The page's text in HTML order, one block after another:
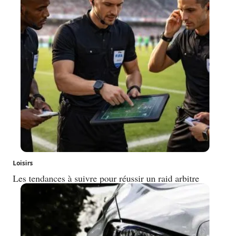
Loisirs
Les tendances à suivre pour réussir un raid arbitre